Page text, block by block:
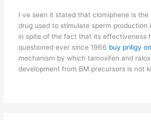
I ve seen it stated that clomiphene is the
drug used to stimulate sperm production
in spite of the fact that its effectiveness
questioned ever since 1966 buy priligy
mechanism by which tamoxifen and
development from BM precursors is not